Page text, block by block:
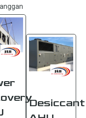
Desiccant